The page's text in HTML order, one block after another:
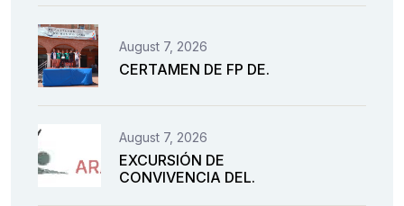
August 7, 2026
CERTAMEN DE FP DE.
August 7, 2026
EXCURSIÓN DE
CONVIVENCIA DEL.